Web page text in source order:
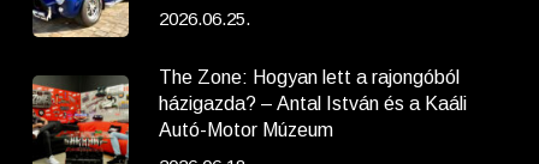
2026.06.25.
The Zone: Hogyan lett a rajongóból
házigazda? – Antal István és a Kaáli
Autó-Motor Múzeum